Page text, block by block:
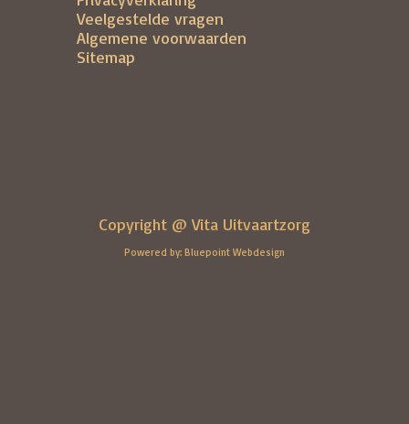
Veelgestelde vragen
Algemene voorwaarden
Sitemap
Copyright @ Vita Uitvaartzorg
Powered by: Bluepoint Webdesign